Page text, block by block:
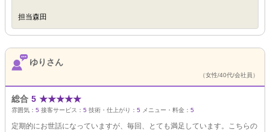
担当森田
ゆりさん
（女性/40代/会社員）
総合 5 ★★★★★
雰囲気： 5 接客サービス： 5 技術・仕上がり： 5 メニュー・料金： 5
定期的にお世話になっていますが、毎回、とても満足しています。こちらの